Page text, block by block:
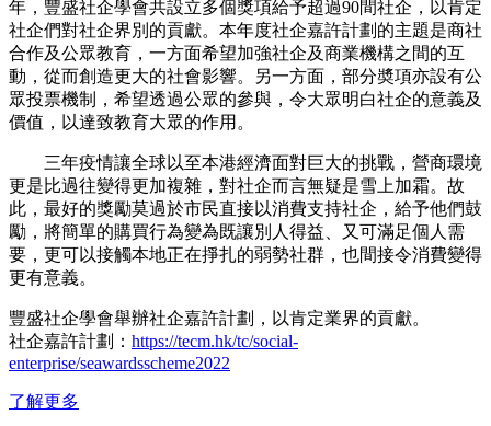
年，豐盛社企學會共設立多個獎項給予超過90間社企，以肯定
社企們對社企界別的貢獻。本年度社企嘉許計劃的主題是商社
合作及公眾教育，一方面希望加強社企及商業機構之間的互
動，從而創造更大的社會影響。另一方面，部分奬項亦設有公
眾投票機制，希望透過公眾的參與，令大眾明白社企的意義及
價值，以達致教育大眾的作用。
三年疫情讓全球以至本港經濟面對巨大的挑戰，營商環境
更是比過往變得更加複雜，對社企而言無疑是雪上加霜。故
此，最好的獎勵莫過於市民直接以消費支持社企，給予他們鼓
勵，將簡單的購買行為變為既讓別人得益、又可滿足個人需
要，更可以接觸本地正在掙扎的弱勢社群，也間接令消費變得
更有意義。
豐盛社企學會舉辦社企嘉許計劃，以肯定業界的貢獻。
社企嘉許計劃： https://tecm.hk/tc/social-
enterprise/seawardsscheme2022
了解更多